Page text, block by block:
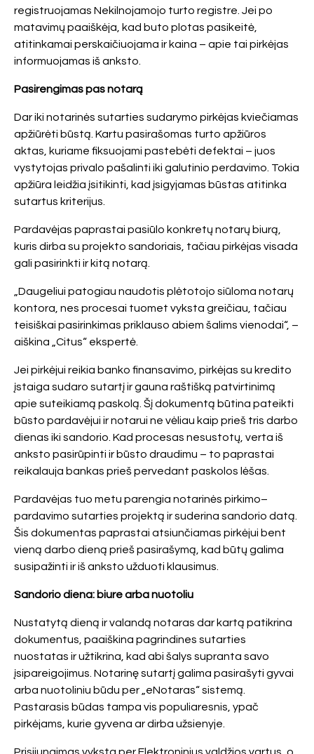
registruojamas Nekilnojamojo turto registre. Jei po
matavimų paaiškėja, kad buto plotas pasikeitė,
atitinkamai perskaičiuojama ir kaina – apie tai pirkėjas
informuojamas iš anksto.
Pasirengimas pas notarą
Dar iki notarinės sutarties sudarymo pirkėjas kviečiamas
apžiūrėti būstą. Kartu pasirašomas turto apžiūros
aktas, kuriame fiksuojami pastebėti defektai – juos
vystytojas privalo pašalinti iki galutinio perdavimo. Tokia
apžiūra leidžia įsitikinti, kad įsigyjamas būstas atitinka
sutartus kriterijus.
Pardavėjas paprastai pasiūlo konkretų notarų biurą,
kuris dirba su projekto sandoriais, tačiau pirkėjas visada
gali pasirinkti ir kitą notarą.
„Daugeliui patogiau naudotis plėtotojo siūloma notarų
kontora, nes procesai tuomet vyksta greičiau, tačiau
teisiškai pasirinkimas priklauso abiem šalims vienodai“, –
aiškina „Citus“ ekspertė.
Jei pirkėjui reikia banko finansavimo, pirkėjas su kredito
įstaiga sudaro sutartį ir gauna raštišką patvirtinimą
apie suteikiamą paskolą. Šį dokumentą būtina pateikti
būsto pardavėjui ir notarui ne vėliau kaip prieš tris darbo
dienas iki sandorio. Kad procesas nesustotų, verta iš
anksto pasirūpinti ir būsto draudimu – to paprastai
reikalauja bankas prieš pervedant paskolos lėšas.
Pardavėjas tuo metu parengia notarinės pirkimo–
pardavimo sutarties projektą ir suderina sandorio datą.
Šis dokumentas paprastai atsiunčiamas pirkėjui bent
vieną darbo dieną prieš pasirašymą, kad būtų galima
susipažinti ir iš anksto užduoti klausimus.
Sandorio diena: biure arba nuotoliu
Nustatytą dieną ir valandą notaras dar kartą patikrina
dokumentus, paaiškina pagrindines sutarties
nuostatas ir užtikrina, kad abi šalys supranta savo
įsipareigojimus. Notarinę sutartį galima pasirašyti gyvai
arba nuotoliniu būdu per „eNotaras“ sistemą.
Pastarasis būdas tampa vis populiaresnis, ypač
pirkėjams, kurie gyvena ar dirba užsienyje.